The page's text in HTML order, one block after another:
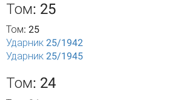
Том: 25
Том: 25
Ударник 25/1942
Ударник 25/1945
Том: 24